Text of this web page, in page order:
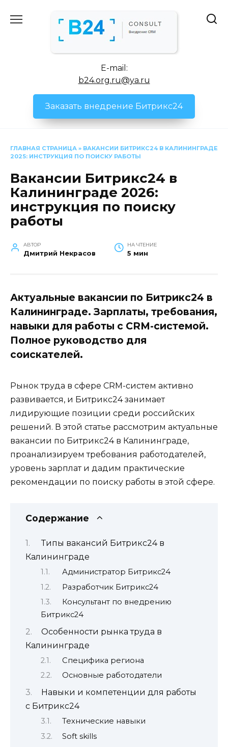
E-mail:
b24.org.ru@ya.ru
Заказать внедрение Битрикс24
ГЛАВНАЯ СТРАНИЦА » ВАКАНСИИ БИТРИКС24 В КАЛИНИНГРАДЕ
2025: ИНСТРУКЦИЯ ПО ПОИСКУ РАБОТЫ
Вакансии Битрикс24 в
Калининграде 2026:
инструкция по поиску
работы
АВТОР
Дмитрий Некрасов
НА ЧТЕНИЕ
5 мин
Актуальные вакансии по Битрикс24 в
Калининграде. Зарплаты, требования,
навыки для работы с CRM-системой.
Полное руководство для
соискателей.
Рынок труда в сфере CRM-систем активно
развивается, и Битрикс24 занимает
лидирующие позиции среди российских
решений. В этой статье рассмотрим актуальные
вакансии по Битрикс24 в Калининграде,
проанализируем требования работодателей,
уровень зарплат и дадим практические
рекомендации по поиску работы в этой сфере.
Содержание
Типы вакансий Битрикс24 в
Калининграде
Администратор Битрикс24
Разработчик Битрикс24
Консультант по внедрению
Битрикс24
Особенности рынка труда в
Калининграде
Специфика региона
Основные работодатели
Навыки и компетенции для работы
с Битрикс24
Технические навыки
Soft skills